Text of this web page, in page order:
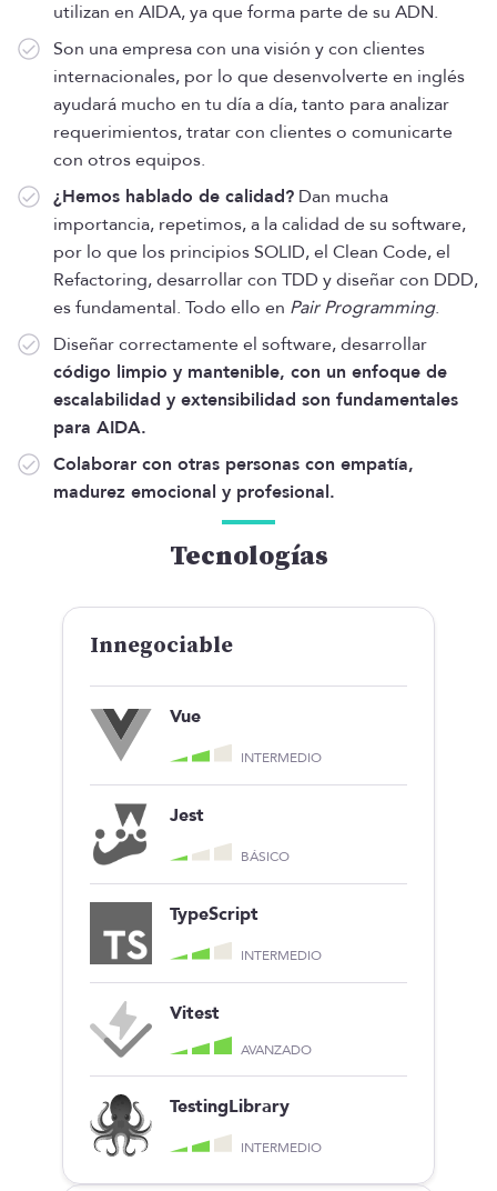
utilizan en AIDA, ya que forma parte de su ADN.
Son una empresa con una visión y con clientes
internacionales, por lo que desenvolverte en inglés
ayudará mucho en tu día a día, tanto para analizar
requerimientos, tratar con clientes o comunicarte
con otros equipos.
¿Hemos hablado de calidad? Dan mucha
importancia, repetimos, a la calidad de su software,
por lo que los principios SOLID, el Clean Code, el
Refactoring, desarrollar con TDD y diseñar con DDD,
es fundamental. Todo ello en Pair Programming.
Diseñar correctamente el software, desarrollar
código limpio y mantenible, con un enfoque de
escalabilidad y extensibilidad son fundamentales
para AIDA.
Colaborar con otras personas con empatía,
madurez emocional y profesional.
Tecnologías
Innegociable
Vue
INTERMEDIO
Jest
BÁSICO
TypeScript
INTERMEDIO
Vitest
AVANZADO
TestingLibrary
INTERMEDIO